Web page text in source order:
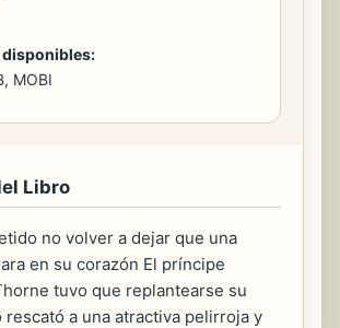
disponibles:
MOBI
Libro
no volver a dejar que una
en su corazón El príncipe
tuvo que replantearse su
rescató a una atractiva pelirroja y